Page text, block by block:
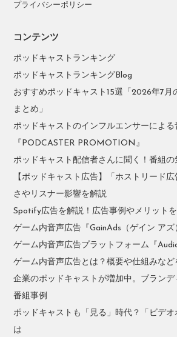
プライバシーポリシー
コンテンツ
ポッドキャストランキング
ポッドキャストランキングBlog
おすすめポッドキャスト15選「2026年7月
まとめ」
ポッドキャストのインフルエンサーによる
『PODCASTER PROMOTION』
ポッドキャスト配信者さんに聞く！番組
【ポッドキャスト広告】「ホストリード
さやリスナー影響を解説
Spotify広告を解説！広告事例やメリット
ゲーム内音声広告『GainAds（ゲイン アズ
ゲーム内音声広告プラットフォーム『
ゲーム内音声広告とは？概要や仕組みなど
企業のポッドキャストが増加中。ブラン
番組事例
ポッドキャストも「見る」時代？「ビデオ
は